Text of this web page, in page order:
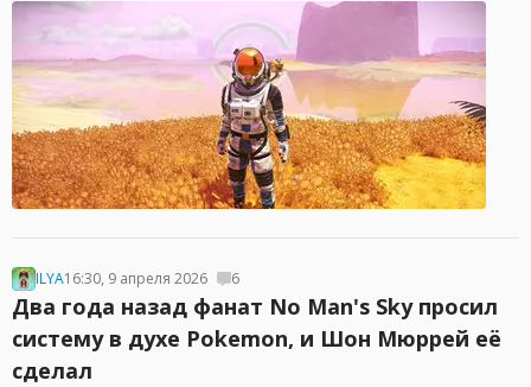
ILYA16:30, 9 апреля 2026 6
Два года назад фанат No Man's Sky просил
систему в духе Pokemon, и Шон Мюррей её
сделал